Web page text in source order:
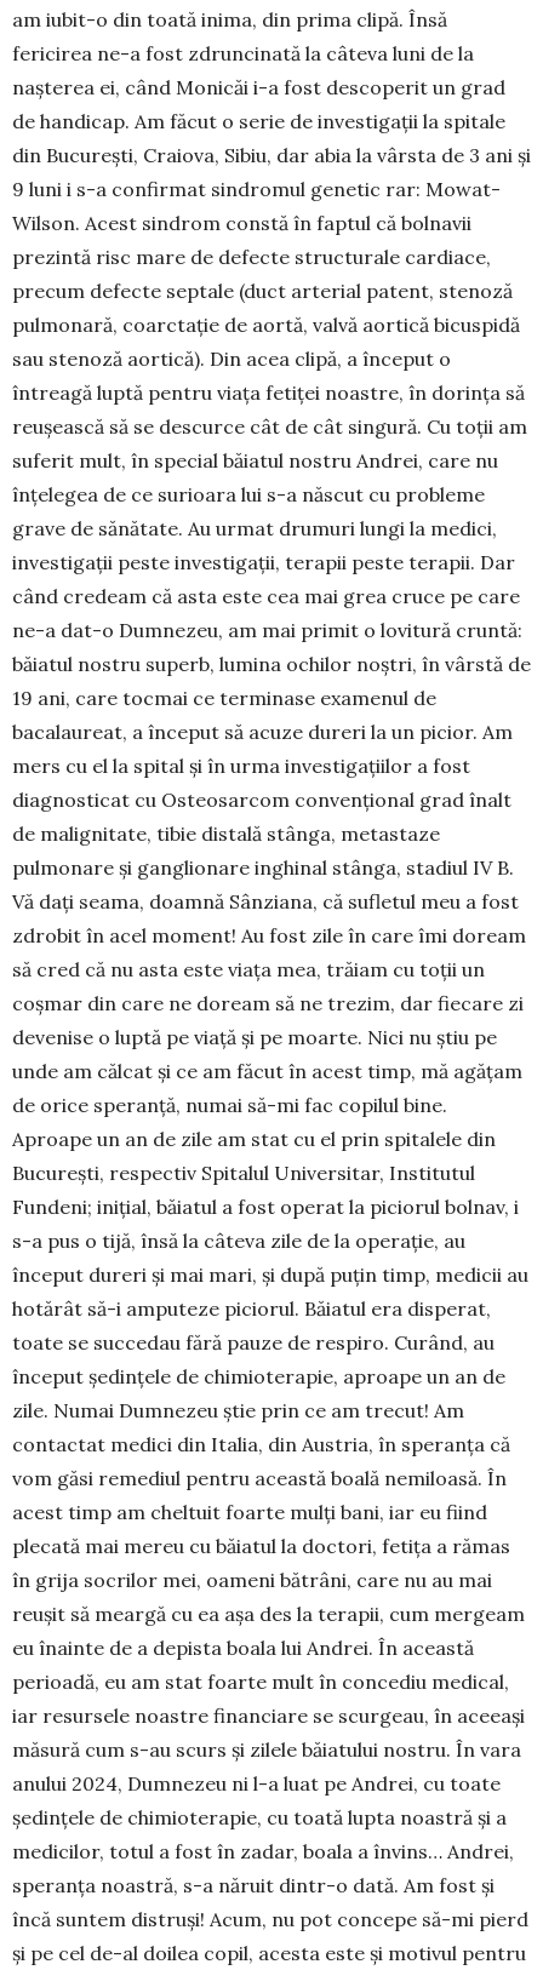
am iubit-o din toată ini­ma, din prima clipă. Însă
fericirea ne-a fost zdrun­cinată la câteva luni de la
nașterea ei, când Monicăi i-a fost descoperit un grad
de handicap. Am făcut o serie de investigații la spitale
din București, Craiova, Sibiu, dar abia la vârsta de 3 ani și
9 luni i s-a con­firmat sindromul ge­netic rar: Mowat-
Wilson. Acest sindrom constă în faptul că bolnavii
prezintă risc mare de defecte structurale cardiace,
precum defecte septale (duct arterial patent, stenoză
pulmonară, coarctaţie de aortă, valvă aortică bicuspidă
sau ste­noză aortică). Din acea clipă, a început o
întreagă luptă pentru viața fetiței noastre, în dorința să
reu­șească să se descurce cât de cât singură. Cu toții am
suferit mult, în special băiatul nostru Andrei, care nu
înțelegea de ce surioa­ra lui s-a născut cu probleme
grave de sănătate. Au urmat drumuri lungi la medici,
investigații peste investigații, terapii peste terapii. Dar
când credeam că asta este cea mai grea cruce pe care
ne-a dat-o Dumnezeu, am mai primit o lovitură crun­tă:
băiatul nostru superb, lumina ochilor noștri, în vârstă de
19 ani, care tocmai ce terminase exa­menul de
bacalaureat, a început să acuze dureri la un picior. Am
mers cu el la spital și în urma in­vesti­gațiilor a fost
diagnosticat cu Osteosarcom conven­țional grad înalt
de malignitate, tibie distală stânga, metastaze
pulmonare și ganglionare inghi­nal stânga, stadiul IV B.
Vă dați seama, doamnă Sân­ziana, că sufletul meu a fost
zdrobit în acel mo­ment! Au fost zile în care îmi doream
să cred că nu asta este viața mea, trăiam cu toții un
coșmar din care ne doream să ne trezim, dar fiecare zi
devenise o luptă pe viață și pe moarte. Nici nu știu pe
unde am călcat și ce am făcut în acest timp, mă agățam
de orice speranță, numai să-mi fac copilul bine.
Aproape un an de zile am stat cu el prin spitalele din
Bucu­rești, respectiv Spitalul Universitar, Institutul
Fundeni; inițial, băiatul a fost operat la piciorul bol­nav, i
s-a pus o tijă, însă la câteva zile de la ope­rație, au
început dureri și mai mari, și după puțin timp, medicii au
hotărât să-i amputeze piciorul. Băiatul era disperat,
toate se succedau fără pauze de respiro. Curând, au
început ședințele de chimioterapie, aproape un an de
zile. Numai Dumnezeu știe prin ce am trecut! Am
contactat medici din Italia, din Aus­tria, în speranța că
vom găsi remediul pentru această boală ne­mi­loasă. În
acest timp am cheltuit foarte mulți bani, iar eu fiind
plecată mai mereu cu băiatul la doctori, fetița a rămas
în grija socrilor mei, oa­meni bătrâni, ca­re nu au mai
reu­șit să meargă cu ea așa des la te­rapii, cum mer­geam
eu înainte de a depista boa­la lui Andrei. În această
perioadă, eu am stat foarte mult în concediu medical,
iar resursele noastre finan­ciare se scurgeau, în aceeași
măsură cum s-au scurs și zilele băiatului nostru. În vara
anului 2024, Dum­nezeu ni l-a luat pe Andrei, cu toate
ședințele de chi­mioterapie, cu toată lupta noastră și a
medicilor, totul a fost în zadar, boala a învins… Andrei,
speranța noastră, s-a năruit dintr-o dată. Am fost și
încă sun­tem distruși! Acum, nu pot concepe să-mi pierd
și pe cel de-al doilea copil, acesta este și motivul pentru